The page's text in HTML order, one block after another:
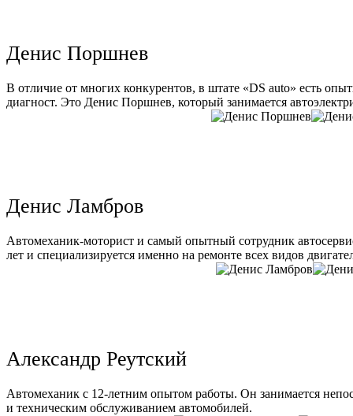
Денис Поршнев
В отличие от многих конкурентов, в штате «DS auto» есть
диагност. Это Денис Поршнев, который занимается
Денис Ламбров
Автомеханик-моторист и самый опытный сотрудник
лет и специализируется именно на ремонте всех видов
Александр Реутский
Автомеханик с 12-летним опытом работы. Он занимается
и техническим обслуживанием автомобилей.